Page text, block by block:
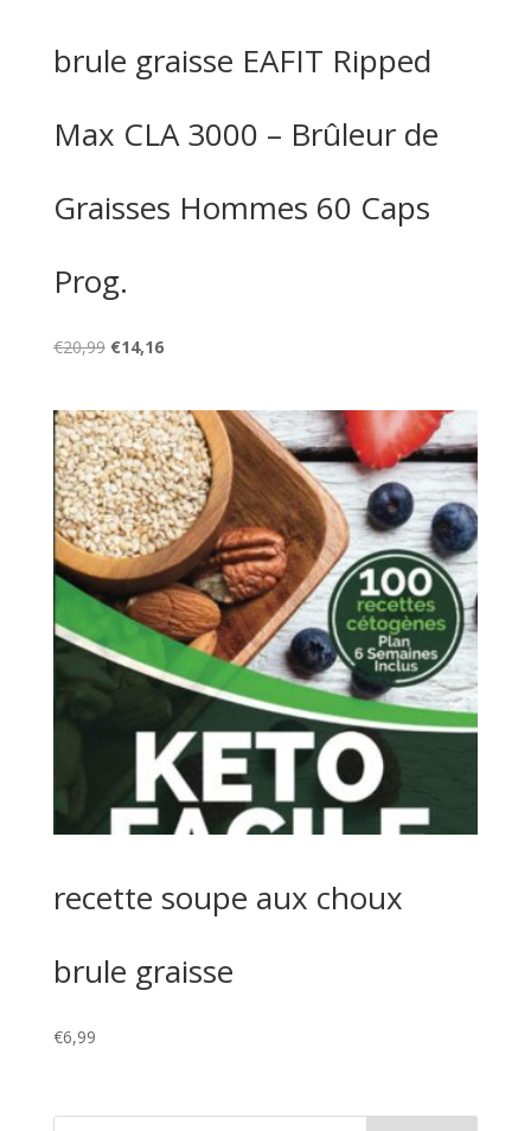
brule graisse EAFIT Ripped
Max CLA 3000 – Brûleur de
Graisses Hommes 60 Caps
Prog.
€20,99 Le
était :
€20,99.
€14,16Le
est :
€14,16.
recette soupe aux choux
brule graisse
€6,99